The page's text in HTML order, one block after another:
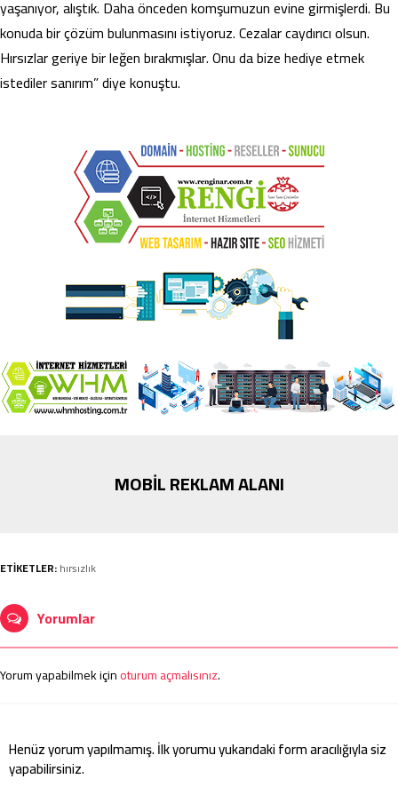
yaşanıyor, alıştık. Daha önceden komşumuzun evine girmişlerdi. Bu
konuda bir çözüm bulunmasını istiyoruz. Cezalar caydırıcı olsun.
Hırsızlar geriye bir leğen bırakmışlar. Onu da bize hediye etmek
istediler sanırım” diye konuştu.
MOBİL REKLAM ALANI
ETİKETLER:hırsızlık
Yorumlar
Yorum yapabilmek içinoturum açmalısınız.
Henüz yorum yapılmamış. İlk yorumu yukarıdaki form aracılığıyla siz
yapabilirsiniz.